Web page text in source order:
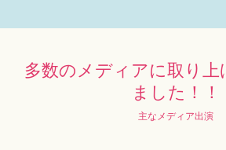
多数のメディアに取り上
ました！！
主なメディア出演